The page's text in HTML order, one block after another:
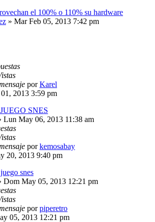
el 100% o 110% su hardware
» Mar Feb 05, 2013 7:42 pm
porKarel
2013 3:59 pm
SNES
Lun May 06, 2013 11:38 am
porkemosabay
20, 2013 9:40 pm
snes
Dom May 05, 2013 12:21 pm
porpiperetro
05, 2013 12:21 pm